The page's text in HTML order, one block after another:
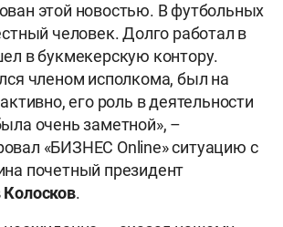
этой новостью. В футбольных
человек. Долго работал в
в букмекерскую контору.
членом исполкома, был на
его роль в деятельности
очень заметной», –
«БИЗНЕС Online» ситуацию с
почетный президент
Колосков.